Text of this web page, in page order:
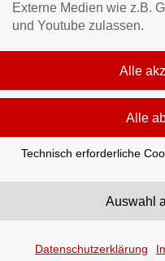
Externe Medien wie z.B.
und Youtube zulassen.
Technisch erforderliche
Datenschutzerklärung